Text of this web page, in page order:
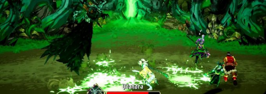
Ahhoz, hogy te is hozzászólj, be kell
jelentkezned!
Ghz 2026.04.14 11:25:40 #20yda